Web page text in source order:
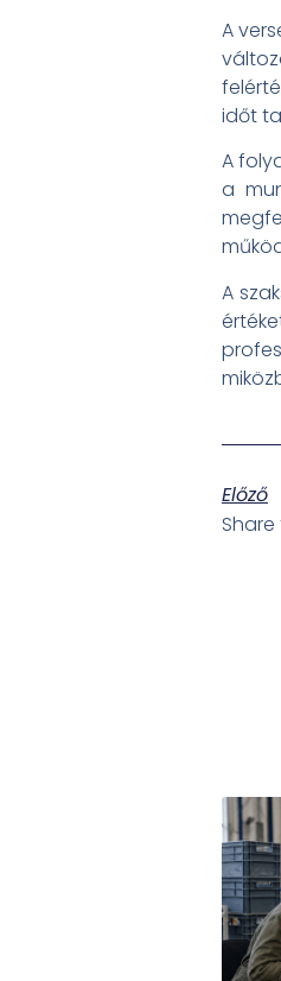
A
időt
A
a
A
Előző
Share